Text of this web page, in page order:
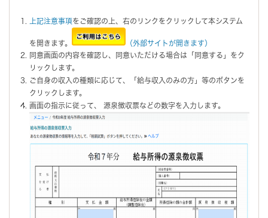
上記注意事項をご確認の上、右のリンクをクリックして本システム
を開きます。
（外部サイトが開きます）
同意画面の内容を確認し、同意いただける場合は「同意する」をク
リックします。
ご自身の収入の種類に応じて、「給与収入のみの方」等のボタンを
クリックします。
画面の指示に従って、 源泉徴収票などの数字を入力します。